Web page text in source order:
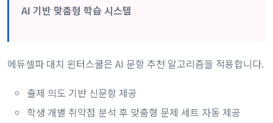
AI 기반 맞춤형 학습 시스템
에듀셀파 대치 윈터스쿨은 AI 문항 추천 알고리즘을 적용합니다.
출제 의도 기반 신문항 제공
학생 개별 취약점 분석 후 맞춤형 문제 세트 자동 제공